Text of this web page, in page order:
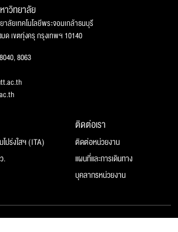
าวิทยาลัย
ลัยเทคโนโลยีพระจอมเกล้าธนบุรี
ด เขตทุ่งครุ กรุงเทพฯ 10140
8063
ปร่งใสฯ (ITA)
.
ติดต่อเรา
ติดต่อหน่วยงาน
แผนที่และการเดินทาง
บุคลากรหน่วยงาน